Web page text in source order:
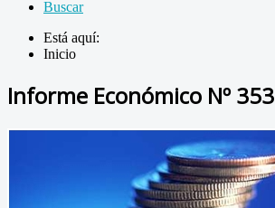
Buscar
Está aquí:
Inicio
Informe Económico Nº 353